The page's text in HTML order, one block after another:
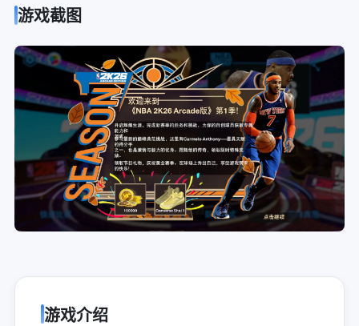
游戏截图
游戏介绍